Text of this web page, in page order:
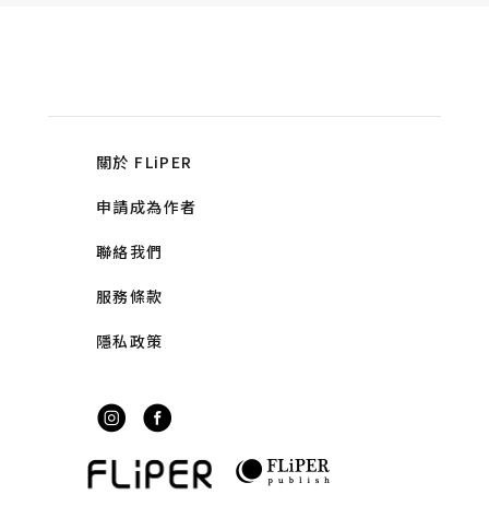
關於 FLiPER
申請成為作者
聯絡我們
服務條款
隱私政策